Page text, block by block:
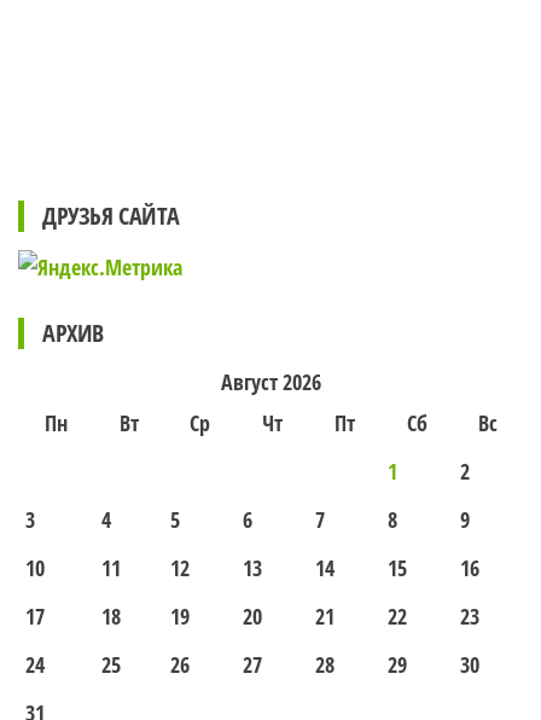
ДРУЗЬЯ САЙТА
АРХИВ
Август 2026
Пн
Вт Ср Чт Пт Сб
Вс
1
2
3
4 5 6 7 8
9
10
11 12 13 14 15
16
17
18 19 20 21 22
23
24
25 26 27 28 29
30
31